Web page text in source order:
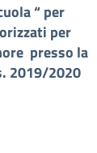
“ per
per
presso la
2019/2020